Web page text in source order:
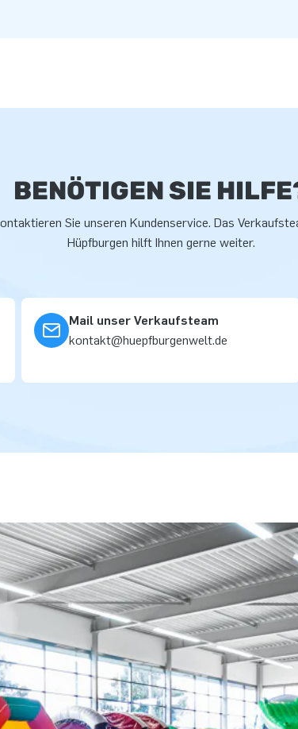
BENÖTIGEN SIE
Sie unseren Kundenservice. Das
Hüpfburgen hilft Ihnen gerne weiter.
Mail unser Verkaufsteam
kontakt@huepfburgenwelt.de